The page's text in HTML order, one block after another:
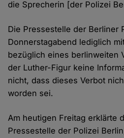
die Sprecherin [der Polizei
Die Pressestelle der Berliner
Donnerstagabend lediglich
bezüglich eines berlinweiten
der Luther-Figur keine
nicht, dass dieses Verbot
worden sei.
Am heutigen Freitag erklärte
Pressestelle der Polizei